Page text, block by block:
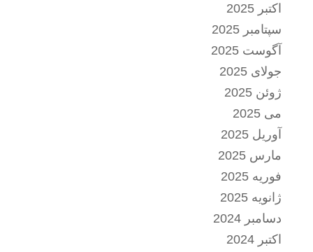
اکتبر 2025
سپتامبر 2025
آگوست 2025
جولای 2025
ژوئن 2025
می 2025
آوریل 2025
مارس 2025
فوریه 2025
ژانویه 2025
دسامبر 2024
اکتبر 2024